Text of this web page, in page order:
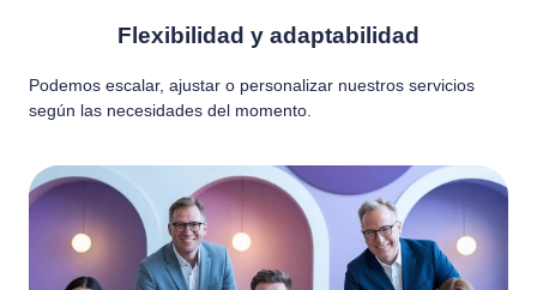
Flexibilidad y adaptabilidad
Podemos escalar, ajustar o personalizar nuestros servicios
según las necesidades del momento.